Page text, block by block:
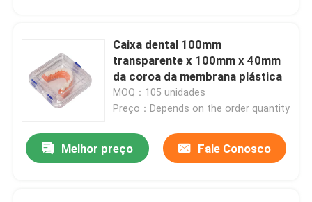
Caixa dental 100mm
transparente x 100mm x 40mm
da coroa da membrana plástica
MOQ：105 unidades
Preço：Depends on the order quantity
Melhor preço Fale Conosco